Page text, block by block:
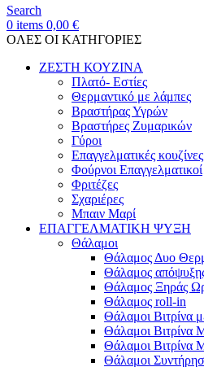
Search
0 items 0,00 €
OΛΕΣ ΟΙ ΚΑΤΗΓΟΡΙΕΣ
ΖΕΣΤΗ ΚΟΥΖΙΝΑ
Πλατό- Εστίες
Θερμαντικό με λάμπες
Βραστήρας Υγρών
Βραστήρες Ζυμαρικών
Γύροι
Επαγγελματικές κουζίνες
Φούρνοι Επαγγελματικοί
Φριτέζες
Σχαριέρες
Μπαιν Μαρί
ΕΠΑΓΓΕΛΜΑΤΙΚΗ ΨΥΞΗ
Θάλαμοι
Θάλαμος Δυο
Θάλαμος
Θάλαμος Ξηράς
Θάλαμος roll-in
Θάλαμοι Βιτρίνα
Θάλαμοι Βιτρίνα
Θάλαμοι
Θάλαμοι